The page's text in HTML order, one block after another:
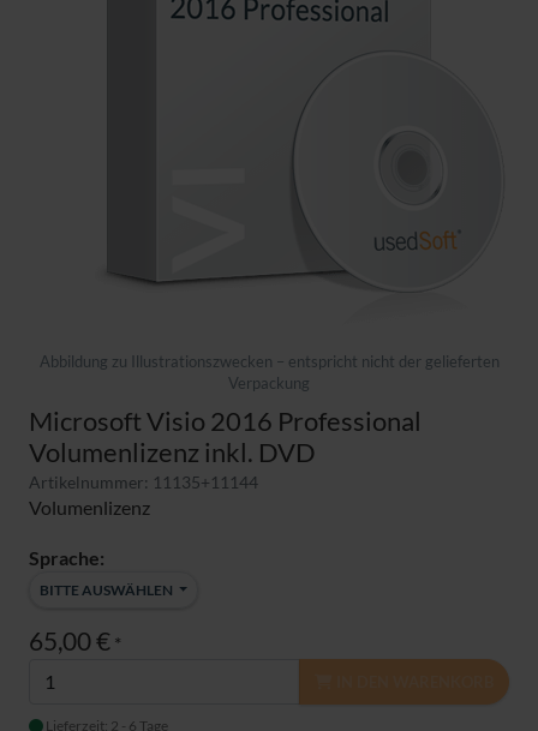
Abbildung zu Illustrationszwecken – entspricht nicht der gelieferten
Verpackung
Microsoft Visio 2016 Professional
Volumenlizenz inkl. DVD
Artikelnummer: 11135+11144
Volumenlizenz
Sprache:
BITTE AUSWÄHLEN
65,00 € *
Lieferzeit: 2 - 6 Tage